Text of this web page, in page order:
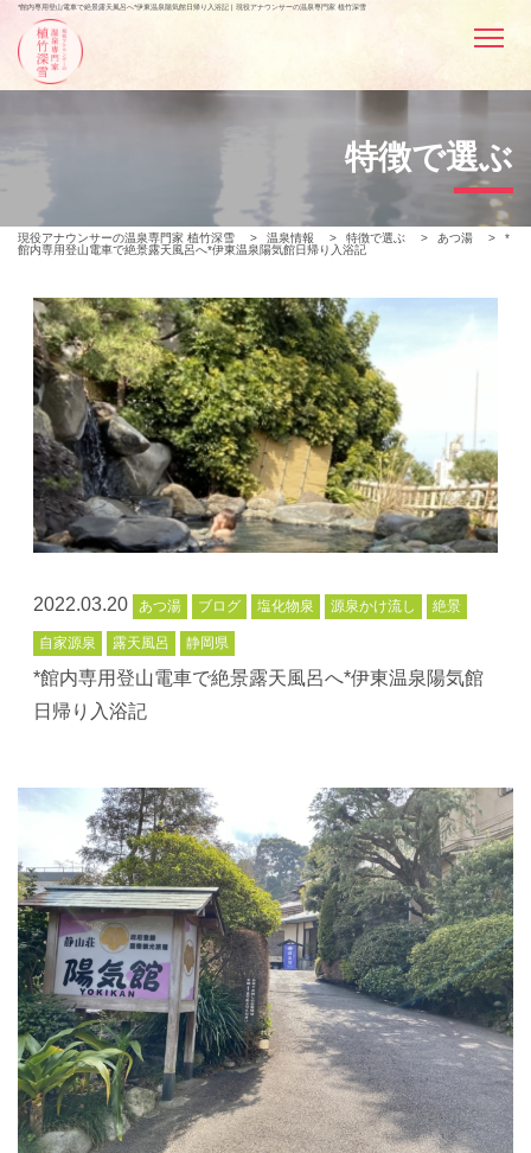
*館内専用登山電車で絶景露天風呂へ*伊東温泉陽気館日帰り入浴記 | 現役アナウンサーの温泉専門家 植竹深雪
特徴で選ぶ
現役アナウンサーの温泉専門家 植竹深雪 > 温泉情報 > 特徴で選ぶ > あつ湯 >
*
館内専用登山電車で絶景露天風呂へ*伊東温泉陽気館日帰り入浴記
2022.03.20 あつ湯 ブログ 塩化物泉 源泉かけ流し 絶景
自家源泉 露天風呂 静岡県
*館内専用登山電車で絶景露天風呂へ*伊東温泉陽気館
日帰り入浴記